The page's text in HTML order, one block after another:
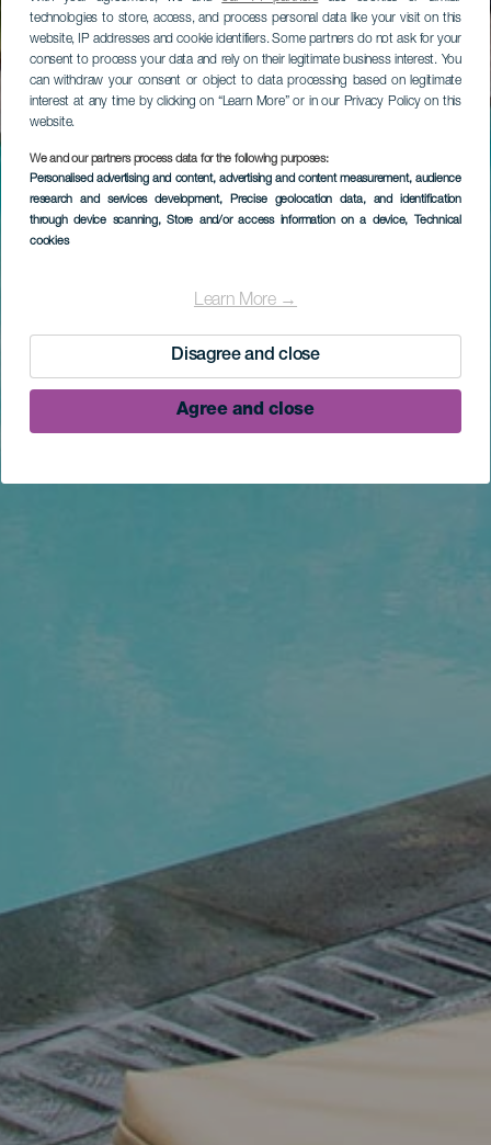
technologies to store, access, and process personal data like your visit on this
website, IP addresses and cookie identifiers. Some partners do not ask for your
consent to process your data and rely on their legitimate business interest. You
can withdraw your consent or object to data processing based on legitimate
interest at any time by clicking on “Learn More” or in our Privacy Policy on this
website.
We and our partners process data for the following purposes:
Personalised advertising and content, advertising and content measurement, audience
research and services development, Precise geolocation data, and identification
through device scanning, Store and/or access information on a device, Technical
cookies
Learn More →
Disagree and close
Agree and close